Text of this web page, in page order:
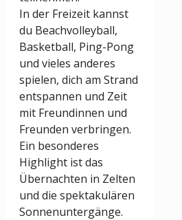
In der Freizeit kannst
du Beachvolleyball,
Basketball, Ping-Pong
und vieles anderes
spielen, dich am Strand
entspannen und Zeit
mit Freundinnen und
Freunden verbringen.
Ein besonderes
Highlight ist das
Übernachten in Zelten
und die spektakulären
Sonnenuntergänge.